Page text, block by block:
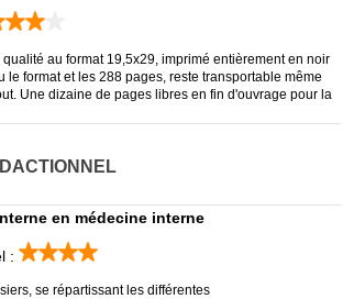
au format 19,5x29, imprimé entièrement en noir
le format et les 288 pages, reste transportable même
Une dizaine de pages libres en fin d'ouvrage pour la
en médecine interne
:
se répartissant les différentes